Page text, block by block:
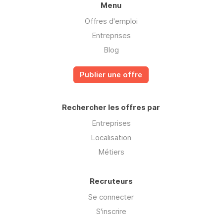
Menu
Offres d'emploi
Entreprises
Blog
Publier une offre
Rechercher les offres par
Entreprises
Localisation
Métiers
Recruteurs
Se connecter
S'inscrire